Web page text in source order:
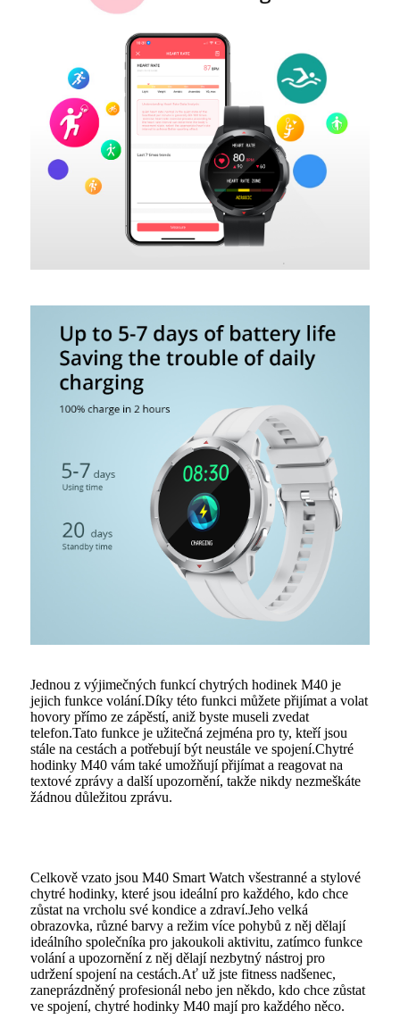
Jednou z výjimečných funkcí chytrých hodinek M40 je
jejich funkce volání.Díky této funkci můžete přijímat a volat
hovory přímo ze zápěstí, aniž byste museli zvedat
telefon.Tato funkce je užitečná zejména pro ty, kteří jsou
stále na cestách a potřebují být neustále ve spojení.Chytré
hodinky M40 vám také umožňují přijímat a reagovat na
textové zprávy a další upozornění, takže nikdy nezmeškáte
žádnou důležitou zprávu.
Celkově vzato jsou M40 Smart Watch všestranné a stylové
chytré hodinky, které jsou ideální pro každého, kdo chce
zůstat na vrcholu své kondice a zdraví.Jeho velká
obrazovka, různé barvy a režim více pohybů z něj dělají
ideálního společníka pro jakoukoli aktivitu, zatímco funkce
volání a upozornění z něj dělají nezbytný nástroj pro
udržení spojení na cestách.Ať už jste fitness nadšenec,
zaneprázdněný profesionál nebo jen někdo, kdo chce zůstat
ve spojení, chytré hodinky M40 mají pro každého něco.